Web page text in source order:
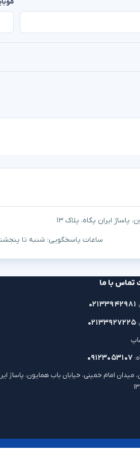
ایران پگاه، پلاک ۱۳
ساعات پاسخگویی: شنبه تا پنجشنبه ۱۰ صبح تا
تماس با ما
۰۲۱۳۳۹۴۲۹۸۱
۰۲۱۳۳۹۲۷۲۲۵
۰۹۱۲۳۰۵۳۱۰۷
میدان امام خمینی، خیابان باب همایون، پاساژ